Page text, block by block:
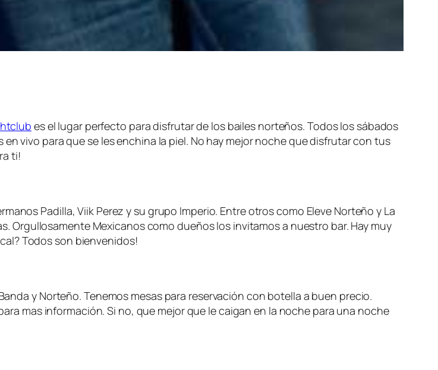
es el lugar perfecto para disfrutar de los bailes norteños. Todos los sábados
vivo para que se les enchina la piel. No hay mejor noche que disfrutar con tus
ti!
Padilla, Viik Perez y su grupo Imperio. Entre otros como Eleve Norteño y La
Orgullosamente Mexicanos como dueños los invitamos a nuestro bar. Hay muy
Todos son bienvenidos!
y Norteño. Tenemos mesas para reservación con botella a buen precio.
mas información. Si no, que mejor que le caigan en la noche para una noche